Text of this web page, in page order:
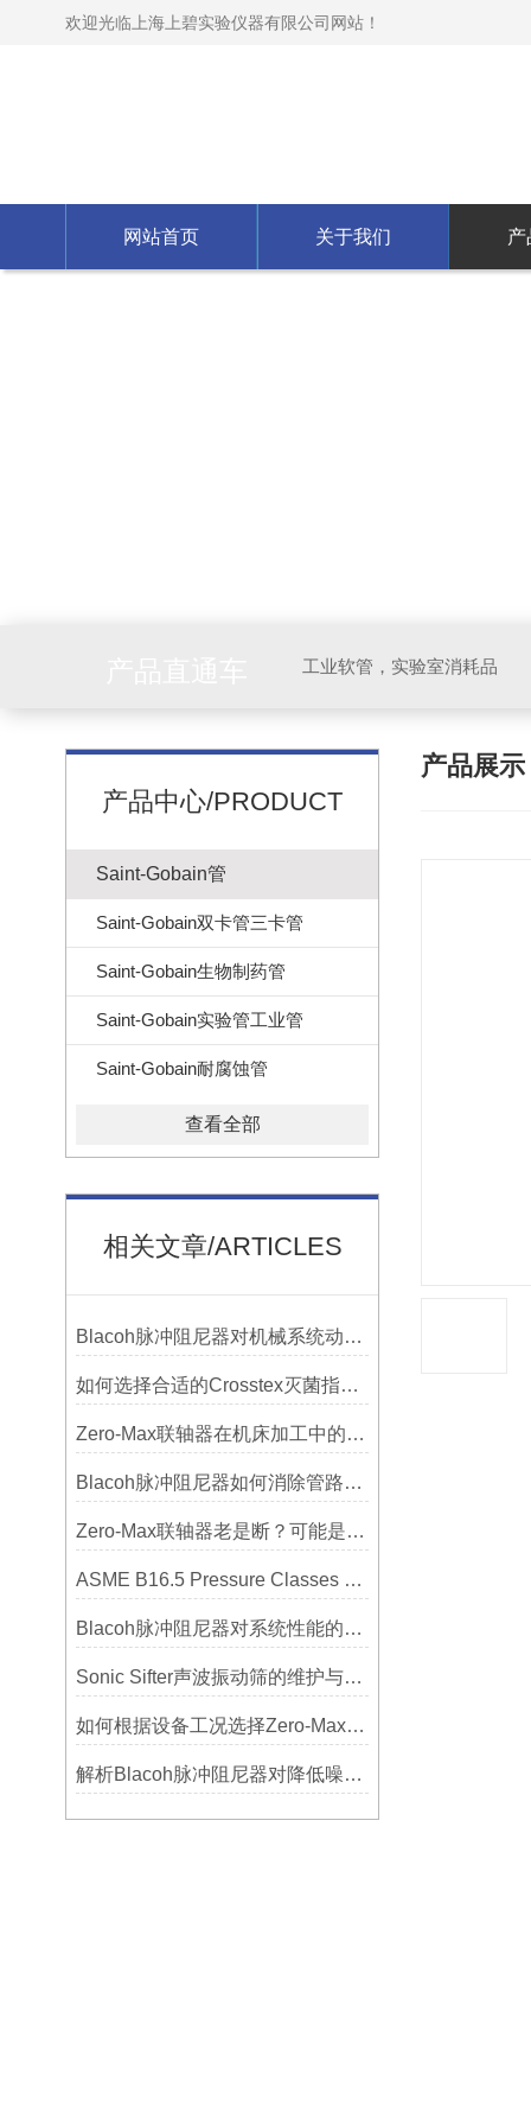
欢迎光临上海上碧实验仪器有限公司网站！
网站首页 关于我们 产
工业软管，实验室消耗品
产品中心/PRODUCT
Saint-Gobain管
Saint-Gobain双卡管三卡管
Saint-Gobain生物制药管
Saint-Gobain实验管工业管
Saint-Gobain耐腐蚀管
查看全部
相关文章/ARTICLES
Blacoh脉冲阻尼器对机械系统动态特性的影响分析
如何选择合适的Crosstex灭菌指示标签？
Zero-Max联轴器在机床加工中的应用及精度保证方法
Blacoh脉冲阻尼器如何消除管路振动与噪音？
Zero-Max联轴器老是断？可能是选型没考虑径向偏差
ASME B16.5 Pressure Classes of Flanges压力等级
Blacoh脉冲阻尼器对系统性能的影响分析
Sonic Sifter声波振动筛的维护与保养指南
如何根据设备工况选择Zero-Max联轴器？
解析Blacoh脉冲阻尼器对降低噪音的显著作用
产品展示